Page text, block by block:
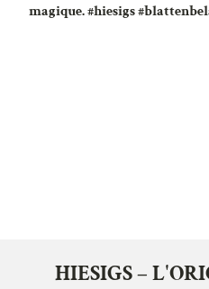
magique. #hiesigs
HIESIGS –